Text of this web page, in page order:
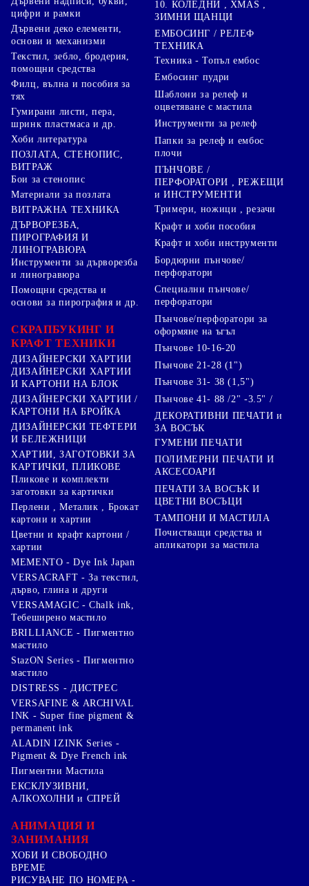
цифри и рамки
Дървени деко елементи,
основи и механизми
Текстил, зебло, бродерия,
помощни средства
Филц, вълна и пособия за
тях
Гумирани листи, пера,
шринк пластмаса и др.
Хоби литература
ПОЗЛАТА, СТЕНОПИС,
ВИТРАЖ
Бои за стенопис
Материали за позлата
ВИТРАЖНА ТЕХНИКА
ДЪРВОРЕЗБА,
ПИРОГРАФИЯ И
ЛИНОГРАВЮРА
Инструменти за дърворезба
и линогравюра
Помощни средства и
основи за пирография и др.
СКРАПБУКИНГ И
КРАФТ ТЕХНИКИ
ДИЗАЙНЕРСКИ ХАРТИИ
ДИЗАЙНЕРСКИ ХАРТИИ
И КАРТОНИ НА БЛОК
ДИЗАЙНЕРСКИ ХАРТИИ /
КАРТОНИ НА БРОЙКА
ДИЗАЙНЕРСКИ ТЕФТЕРИ
И БЕЛЕЖНИЦИ
ХАРТИИ, ЗАГОТОВКИ ЗА
КАРТИЧКИ, ПЛИКОВЕ
Пликове и комплекти
заготовки за картички
Перлени , Металик , Брокат
картони и хартии
Цветни и крафт картони /
хартии
10. КОЛЕДНИ , XMAS ,
ЗИМНИ ЩАНЦИ
ЕМБОСИНГ / РЕЛЕФ
ТЕХНИКА
Техника - Топъл ембос
Ембосинг пудри
Шаблони за релеф и
оцветяване с мастила
Инструменти за релеф
Папки за релеф и ембос
плочи
ПЪНЧОВЕ /
ПЕРФОРАТОРИ , РЕЖЕЩИ
и ИНСТРУМЕНТИ
Тримери, ножици , резачи
Крафт и хоби пособия
Крафт и хоби инструменти
Бордюрни пънчове/
перфоратори
Специални пънчове/
перфоратори
Пънчове/перфоратори за
оформяне на ъгъл
Пънчове 10-16-20
Пънчове 21-28 (1")
Пънчове 31- 38 (1,5")
Пънчове 41- 88 /2" -3.5" /
ДЕКОРАТИВНИ ПЕЧАТИ и
ЗА ВОСЪК
ГУМЕНИ ПЕЧАТИ
ПОЛИМЕРНИ ПЕЧАТИ И
АКСЕСОАРИ
ПЕЧАТИ ЗА ВОСЪК И
ЦВЕТНИ ВОСЪЦИ
ТАМПОНИ И МАСТИЛА
Почистващи средства и
апликатори за мастила
MEMENTO - Dye Ink Japan
VERSACRAFT - За текстил,
дърво, глина и други
VERSAMAGIC - Chalk ink,
Тебеширено мастило
BRILLIANCE - Пигментно
мастило
StazON Series - Пигментно
мастило
DISTRESS - ДИСТРЕС
VERSAFINE & ARCHIVAL
INK - Super fine pigment &
permanent ink
ALADIN IZINK Series -
Pigment & Dye French ink
Пигментни Мастила
ЕКСКЛУЗИВНИ,
АЛКОХОЛНИ и СПРЕЙ
АНИМАЦИЯ И
ЗАНИМАНИЯ
ХОБИ И СВОБОДНО
ВРЕМЕ
РИСУВАНЕ ПО НОМЕРА -